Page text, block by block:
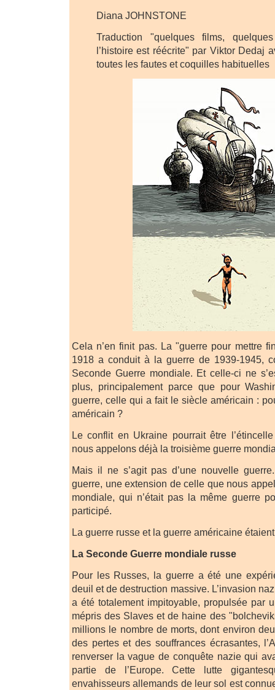
Diana JOHNSTONE
Traduction "quelques films,
l’histoire est réécrite" par Viktor Dedaj
toutes les fautes et coquilles habituelles
Cela n’en finit pas. La "guerre pour mettre
1918 a conduit à la guerre de 1939-1945,
Seconde Guerre mondiale. Et celle-ci ne
plus, principalement parce que pour
guerre, celle qui a fait le siècle américain :
américain ?
Le conflit en Ukraine pourrait être
nous appelons déjà la troisième guerre
Mais il ne s’agit pas d’une nouvelle
guerre, une extension de celle que nous
mondiale, qui n’était pas la même guerre
participé.
La guerre russe et la guerre américaine
La Seconde Guerre mondiale russe
Pour les Russes, la guerre a été une
deuil et de destruction massive. L’invasion
a été totalement impitoyable, propulsée par
mépris des Slaves et de haine des
millions le nombre de morts, dont environ
des pertes et des souffrances écrasantes,
renverser la vague de conquête nazie qui
partie de l’Europe. Cette lutte
envahisseurs allemands de leur sol est